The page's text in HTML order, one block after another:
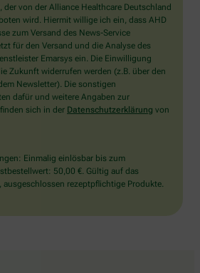
der von der Alliance Healthcare Deutschland
wird. Hiermit willige ich ein, dass AHD
zum Versand des News-Service
für den Versand und die Analyse des
Emarsys ein. Die Einwilligung
Zukunft widerrufen werden (z.B. über den
Newsletter). Die sonstigen
dafür und weitere Angaben zur
sich in der Datenschutzerklärung von
Einmalig einlösbar bis zum
50,00 €. Gültig auf das
ausgeschlossen rezeptpflichtige Produkte.